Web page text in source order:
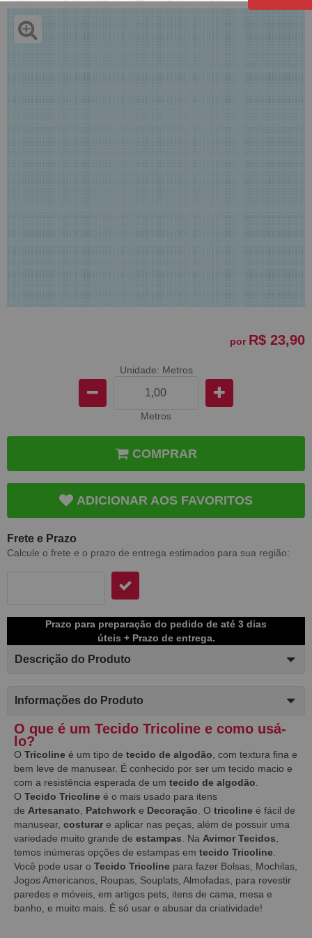
por R$ 23,90
Unidade: Metros
Metros
COMPRAR
ADICIONAR AOS FAVORITOS
Frete e Prazo
Calcule o frete e o prazo de entrega estimados para sua região:
Prazo para preparação do pedido de até 3 dias
úteis + Prazo de entrega.
Descrição do Produto
Informações do Produto
O que é um Tecido Tricoline e como usá-
lo?
O Tricoline é um tipo de tecido de algodão , com textura fina e
bem leve de manusear. É conhecido por ser um tecido macio e
com a resistência esperada de um tecido de algodão
O Tecido Tricoline é o mais usado para itens
de Artesanato Patchwork e Decoração . O tricoline é fácil de
manusear, costurar e aplicar nas peças, além de possuir uma
variedade muito grande de estampas . Na Avimor Tecidos
temos inúmeras opções de estampas em tecido Tricoline
Você pode usar o Tecido Tricoline para fazer Bolsas, Mochilas,
Jogos Americanos, Roupas, Souplats, Almofadas, para revestir
paredes e móveis, em artigos pets, itens de cama, mesa e
banho, e muito mais. É só usar e abusar da criatividade!